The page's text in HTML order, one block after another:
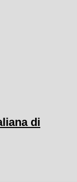
di